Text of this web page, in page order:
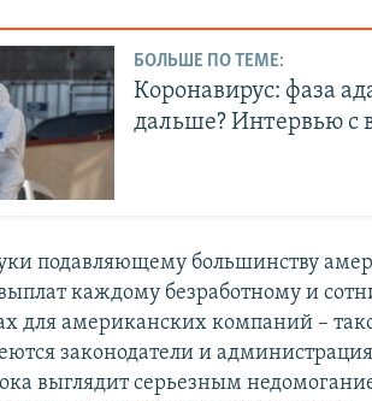
БОЛЬШЕ ПО ТЕМЕ:
Коронавирус: фаза
дальше? Интервью с
подавляющему большинству
каждому безработному и
для американских компаний –
законодатели и
выглядит серьезным